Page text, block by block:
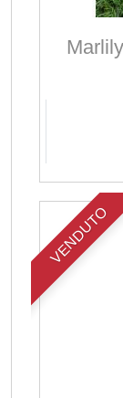
VENDUTO